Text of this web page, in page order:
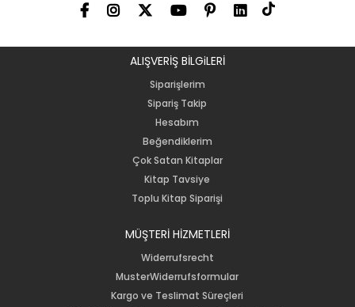
ALIŞVERİŞ BİLGiLERİ
Siparişlerim
Sipariş Takip
Hesabım
Beğendiklerim
Çok Satan Kitaplar
Kitap Tavsiye
Toplu Kitap Siparişi
MÜŞTERİ HİZMETLERİ
Widerrufsrecht
MusterWiderrufsformular
Kargo ve Teslimat Süreçleri